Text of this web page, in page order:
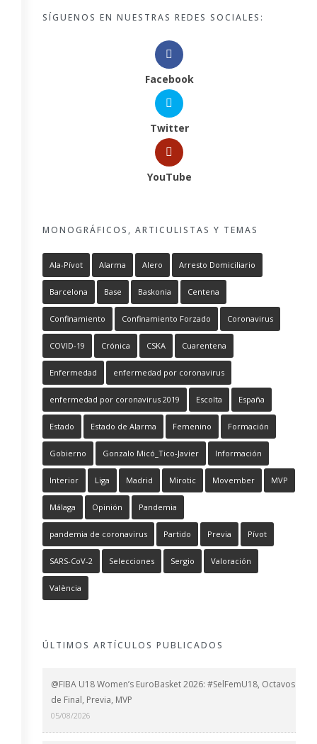
SÍGUENOS EN NUESTRAS REDES SOCIALES:
Facebook
Twitter
YouTube
MONOGRÁFICOS, ARTICULISTAS Y TEMAS
Ala-Pívot Alarma Alero Arresto Domiciliario
Barcelona Base Baskonia Centena
Confinamiento Confinamiento Forzado Coronavirus
COVID-19 Crónica CSKA Cuarentena
Enfermedad enfermedad por coronavirus
enfermedad por coronavirus 2019 Escolta España
Estado Estado de Alarma Femenino Formación
Gobierno Gonzalo Micó_Tico-Javier Información
Interior Liga Madrid Mirotic Movember MVP
Málaga Opinión Pandemia
pandemia de coronavirus Partido Previa Pívot
SARS-CoV-2 Selecciones Sergio Valoración
València
ÚLTIMOS ARTÍCULOS PUBLICADOS
@FIBA U18 Women’s EuroBasket 2026: #SelFemU18, Octavos
de Final, Previa, MVP
05/08/2026